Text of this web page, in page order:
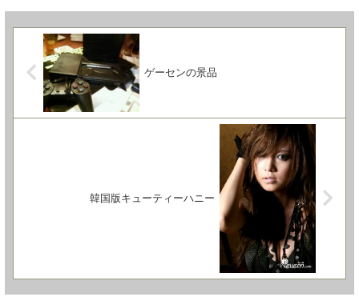
ゲーセンの景品
韓国版キューティーハニー